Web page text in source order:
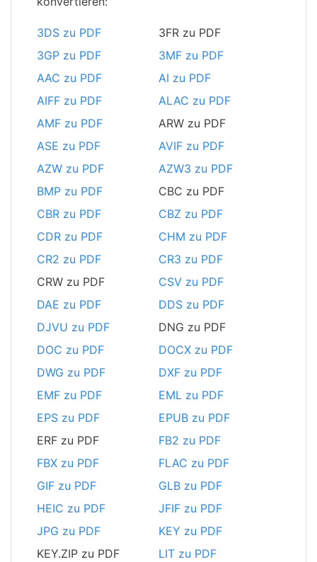
3DS zu PDF
3FR zu PDF
3GP zu PDF
3MF zu PDF
AAC zu PDF
AI zu PDF
AIFF zu PDF
ALAC zu PDF
AMF zu PDF
ARW zu PDF
ASE zu PDF
AVIF zu PDF
AZW zu PDF
AZW3 zu PDF
BMP zu PDF
CBC zu PDF
CBR zu PDF
CBZ zu PDF
CDR zu PDF
CHM zu PDF
CR2 zu PDF
CR3 zu PDF
CRW zu PDF
CSV zu PDF
DAE zu PDF
DDS zu PDF
DJVU zu PDF
DNG zu PDF
DOC zu PDF
DOCX zu PDF
DWG zu PDF
DXF zu PDF
EMF zu PDF
EML zu PDF
EPS zu PDF
EPUB zu PDF
ERF zu PDF
FB2 zu PDF
FBX zu PDF
FLAC zu PDF
GIF zu PDF
GLB zu PDF
HEIC zu PDF
JFIF zu PDF
JPG zu PDF
KEY zu PDF
KEY.ZIP zu PDF
LIT zu PDF